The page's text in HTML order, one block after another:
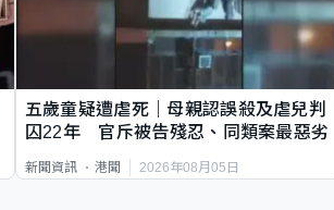
五歲童疑遭虐死｜母親認誤殺及虐兒判
囚22年 官斥被告殘忍、同類案最惡劣
新聞資訊 港聞 2026年08月05日